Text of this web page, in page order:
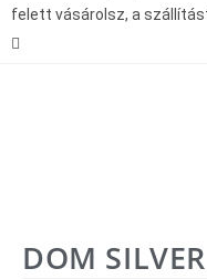
felett vásárolsz, a
DOM